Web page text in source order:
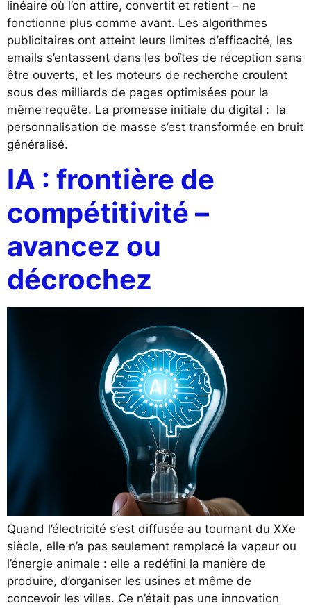
linéaire où l’on attire, convertit et retient – ne
fonctionne plus comme avant. Les algorithmes
publicitaires ont atteint leurs limites d’efficacité, les
emails s’entassent dans les boîtes de réception sans
être ouverts, et les moteurs de recherche croulent
sous des milliards de pages optimisées pour la
même requête. La promesse initiale du digital : la
personnalisation de masse s’est transformée en bruit
généralisé.
IA : frontière de
compétitivité –
avancez ou
décrochez
Quand l’électricité s’est diffusée au tournant du XXe
siècle, elle n’a pas seulement remplacé la vapeur ou
l’énergie animale : elle a redéfini la manière de
produire, d’organiser les usines et même de
concevoir les villes. Ce n’était pas une innovation